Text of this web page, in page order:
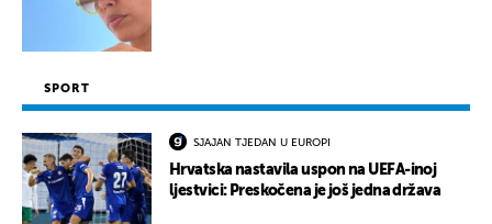
SPORT
SJAJAN TJEDAN U EUROPI
Hrvatska nastavila uspon na UEFA-inoj
ljestvici: Preskočena je još jedna država